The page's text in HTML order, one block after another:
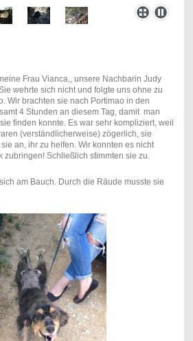
Frau Vianca,, unsere Nachbarin Judy
wehrte sich nicht und folgte uns ohne zu
Wir brachten sie nach Portimao in den
4 Stunden an diesem Tag, damit man
finden konnte. Es war sehr kompliziert, weil
(verständlicherweise) zögerlich, sie
an, ihr zu helfen. Wir konnten es nicht
zubringen! Schließlich stimmten sie zu.
am Bauch. Durch die Räude musste sie